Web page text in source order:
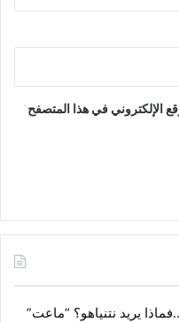
الإلكتروني في هذا المتصفح
يريد نتنياهو؟ “ماعت”